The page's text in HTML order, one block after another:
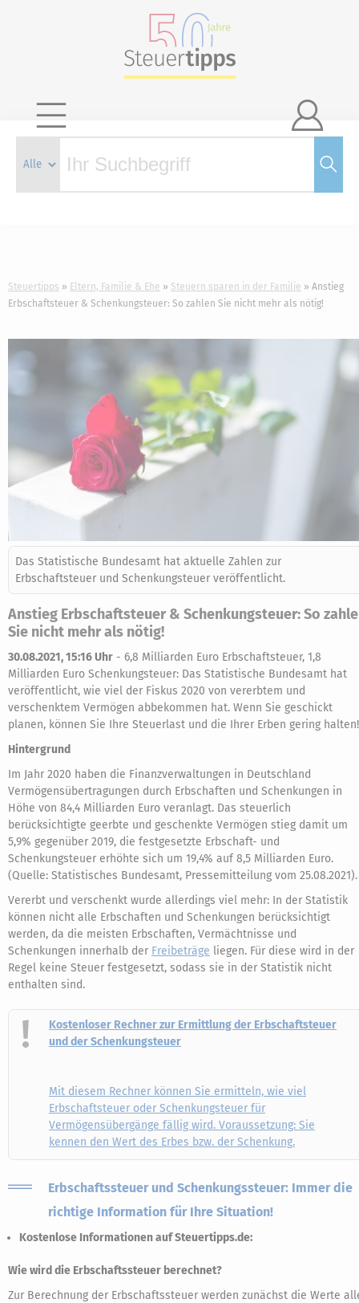

Steuertipps Eltern, Familie & Ehe Steuern sparen in der Familie
Anstieg
Erbschaftsteuer & Schenkungsteuer: So zahlen Sie nicht mehr als nötig!
Das Statistische Bundesamt hat aktuelle Zahlen zur
Erbschaftsteuer und Schenkungsteuer veröffentlicht.
Anstieg Erbschaftsteuer & Schenkungsteuer: So
Sie nicht mehr als nötig!
30.08.2021, 15:16 Uhr - 6,8 Milliarden Euro Erbschaftsteuer, 1,8
Milliarden Euro Schenkungsteuer: Das Statistische Bundesamt hat
veröffentlicht, wie viel der Fiskus 2020 von vererbtem und
verschenktem Vermögen abbekommen hat. Wenn Sie geschickt
planen, können Sie Ihre Steuerlast und die Ihrer Erben gering halten!
Hintergrund
Im Jahr 2020 haben die Finanzverwaltungen in Deutschland
Vermögensübertragungen durch Erbschaften und Schenkungen in
Höhe von 84,4 Milliarden Euro veranlagt. Das steuerlich
berücksichtigte geerbte und geschenkte Vermögen stieg damit um
5,9% gegenüber 2019, die festgesetzte Erbschaft- und
Schenkungsteuer erhöhte sich um 19,4% auf 8,5 Milliarden Euro.
(Quelle: Statistisches Bundesamt, Pressemitteilung vom 25.08.2021).
Vererbt und verschenkt wurde allerdings viel mehr: In der Statistik
können nicht alle Erbschaften und Schenkungen berücksichtigt
werden, da die meisten Erbschaften, Vermächtnisse und
Schenkungen innerhalb der Freibeträge liegen. Für diese wird in der
Regel keine Steuer festgesetzt, sodass sie in der Statistik nicht
enthalten sind.
Kostenloser Rechner zur Ermittlung der Erbschaftsteuer
und der Schenkungsteuer
Mit diesem Rechner können Sie ermitteln, wie viel
Erbschaftsteuer oder Schenkungsteuer für
Vermögensübergänge fällig wird. Voraussetzung: Sie
kennen den Wert des Erbes bzw. der Schenkung.
Erbschaftssteuer und Schenkungssteuer: Immer die
richtige Information für Ihre Situation!
Kostenlose Informationen auf Steuertipps.de:
Wie wird die Erbschaftssteuer berechnet?
Zur Berechnung der Erbschaftssteuer werden zunächst die Werte